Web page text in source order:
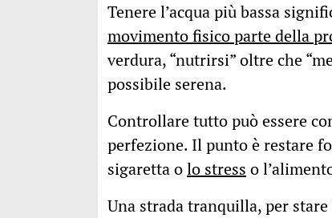
Tenere l’acqua più bassa
movimento fisico parte della
verdura, “nutrirsi” oltre che
possibile serena.
Controllare tutto può essere
perfezione. Il punto è restare
sigaretta olo stress o
Una strada tranquilla, per